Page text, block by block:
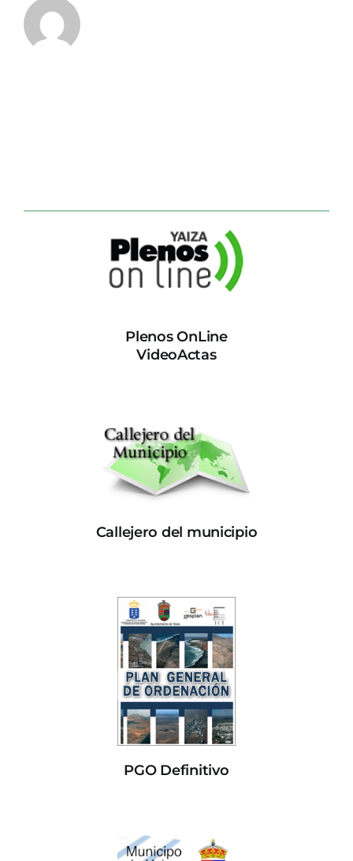
Plenos OnLine
VideoActas
Callejero del municipio
PGO Definitivo